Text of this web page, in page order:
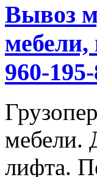
Вывоз
мебели,
960-
мебели.
лифта.